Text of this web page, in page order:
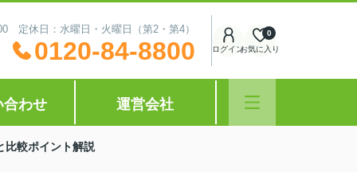
定休日：水曜日・火曜日（第2・第4）
0120-84-8800 ログインお気に入り
0
合わせ 運営会社
比較ポイント解説